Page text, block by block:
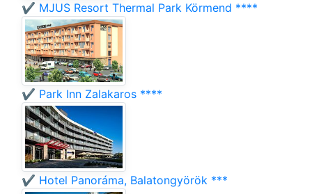
✔️ MJUS Resort Thermal Park Körmend ****
✔️ Park Inn Zalakaros ****
✔️ Hotel Panoráma, Balatongyörök ***